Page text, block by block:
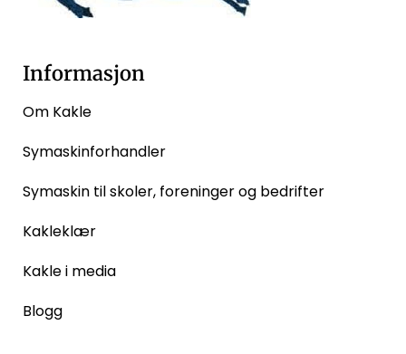
Informasjon
Om Kakle
Symaskinforhandler
Symaskin til skoler, foreninger og bedrifter
Kakleklær
Kakle i media
Blogg